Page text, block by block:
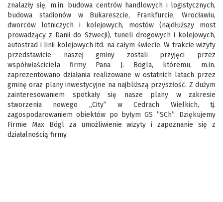
znalazły się, m.in. budowa centrów handlowych i logistycznych,
budowa stadionów w Bukareszcie, Frankfurcie, Wrocławiu,
dworców lotniczych i kolejowych, mostów (najdłuższy most
prowadzący z Danii do Szwecji), tuneli drogowych i kolejowych,
autostrad i linii kolejowych itd. na całym świecie. W trakcie wizyty
przedstawicie naszej gminy zostali przyjęci przez
współwłaściciela firmy Pana J. Bögla, któremu, m.in.
zaprezentowano działania realizowane w ostatnich latach przez
gminę oraz plany inwestycyjne na najbliższą przyszłość. Z dużym
zainteresowaniem spotkały się nasze plany w zakresie
stworzenia nowego „City” w Cedrach Wielkich, tj.
zagospodarowaniem obiektów po byłym GS ”SCh”. Dziękujemy
Firmie Max Bögl za umożliwienie wizyty i zapoznanie się z
działalnością firmy.